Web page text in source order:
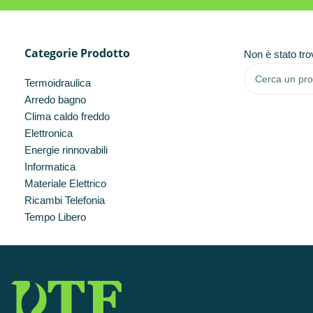
Categorie Prodotto
Termoidraulica
Arredo bagno
Clima caldo freddo
Elettronica
Energie rinnovabili
Informatica
Materiale Elettrico
Ricambi Telefonia
Tempo Libero
Non è stato